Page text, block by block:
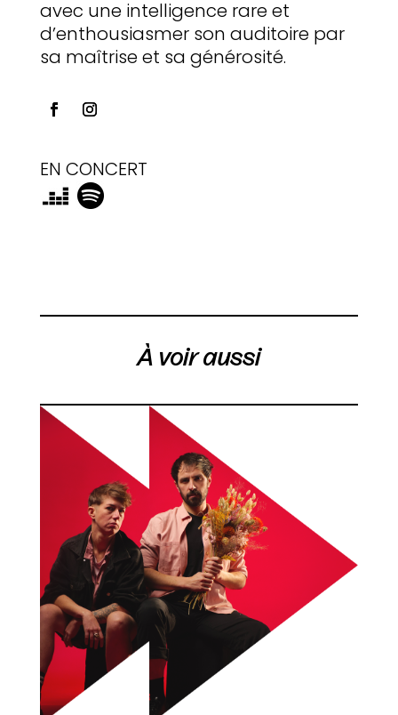
avec une intelligence rare et
d’enthousiasmer son auditoire par
sa maîtrise et sa générosité.
EN CONCERT
À voir aussi